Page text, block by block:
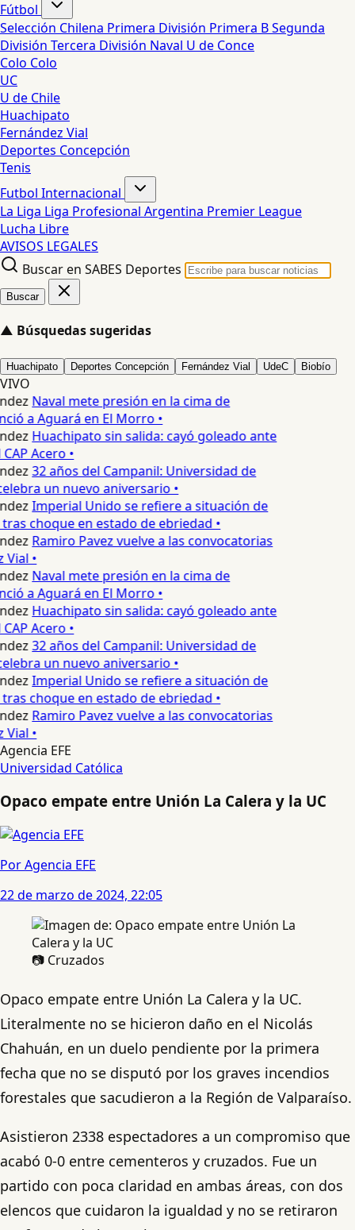
Fútbol
Selección Chilena Primera División Primera BSegunda
División Tercera División Naval U de Conce
Colo Colo
UC
U de Chile
Huachipato
Fernández Vial
Deportes Concepción
Tenis
Futbol Internacional
La Liga Liga Profesional Argentina Premier League
Lucha Libre
AVISOS LEGALES
Buscar en SABES Deportes
Buscar
▲ Búsquedas sugeridas
Huachipato Deportes Concepción Fernández Vial UdeC Biobío
VIVO
Naval mete presión en la cima de
a Aguará en El Morro •
Huachipato sin salida: cayó goleado ante
Acero •
32 años del Campanil: Universidad de
un nuevo aniversario •
Imperial Unido se refiere a situación de
choque en estado de ebriedad •
Ramiro Pavez vuelve a las convocatorias
•
Naval mete presión en la cima de
a Aguará en El Morro •
Huachipato sin salida: cayó goleado ante
Acero •
32 años del Campanil: Universidad de
un nuevo aniversario •
Imperial Unido se refiere a situación de
choque en estado de ebriedad •
Ramiro Pavez vuelve a las convocatorias
•
Agencia EFE
Universidad Católica
Opaco empate entre Unión La Calera y la UC
Por Agencia EFE
22 de marzo de 2024, 22:05
📷 Cruzados
Opaco empate entre Unión La Calera y la UC.
Literalmente no se hicieron daño en el Nicolás
Chahuán, en un duelo pendiente por la primera
fecha que no se disputó por los graves incendios
forestales que sacudieron a la Región de Valparaíso.
Asistieron 2338 espectadores a un compromiso que
acabó 0-0 entre cementeros y cruzados. Fue un
partido con poca claridad en ambas áreas, con dos
elencos que cuidaron la igualdad y no se retiraron